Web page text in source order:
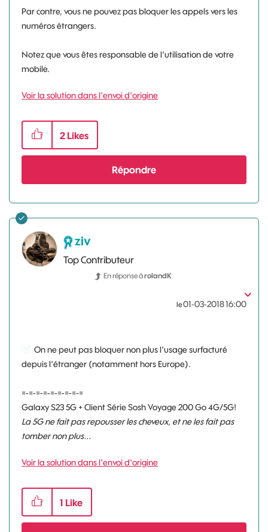
Par contre, vous ne pouvez pas bloquer les appels vers les
numéros étrangers.
Notez que vous êtes responsable de l'utilisation de votre
mobile.
Voir la solution dans l'envoi d'origine
2 Likes
Répondre
ziv
Top Contributeur
En réponse àrolandK
le‎01-03-201816:00
On ne peut pas bloquer non plus l'usage surfacturé
depuis l'étranger (notamment hors Europe).
=-=-=-=-=-=-=-=-=
Galaxy S23 5G + Client Série Sosh Voyage 200 Go 4G/5G!
La 5G ne fait pas repousser les cheveux, et ne les fait pas
tomber non plus...
Voir la solution dans l'envoi d'origine
1 Like